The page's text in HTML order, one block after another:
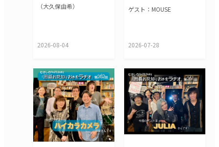
（大久保由希）
2026-08-04
ゲスト：MOUSE
2026-07-28